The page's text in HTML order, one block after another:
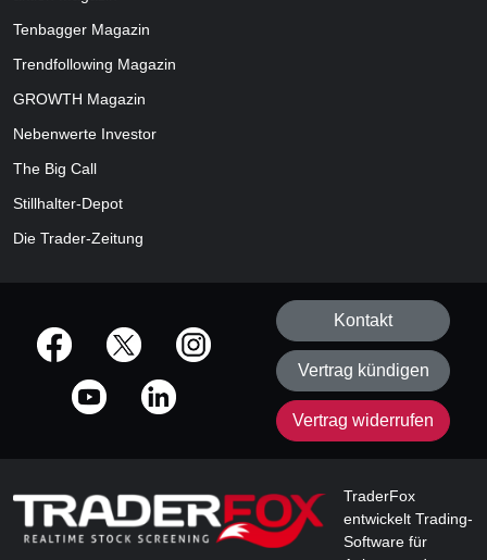
Tenbagger Magazin
Trendfollowing Magazin
GROWTH Magazin
Nebenwerte Investor
The Big Call
Stillhalter-Depot
Die Trader-Zeitung
offizielle Social Media-Accounts
Kontakt
Vertrag kündigen
Vertrag widerrufen
TraderFox
entwickelt Trading-
Software für